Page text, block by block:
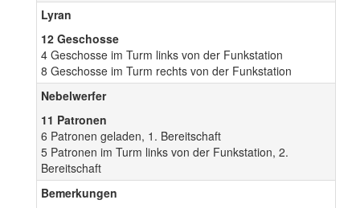
Lyran
12 Geschosse
4 Geschosse im Turm links von der Funkstation
8 Geschosse im Turm rechts von der Funkstation
Nebelwerfer
11 Patronen
6 Patronen geladen, 1. Bereitschaft
5 Patronen im Turm links von der Funkstation, 2.
Bereitschaft
Bemerkungen